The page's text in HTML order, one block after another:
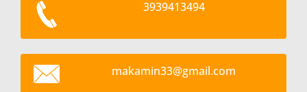
3939413494
makamin33@gmail.com